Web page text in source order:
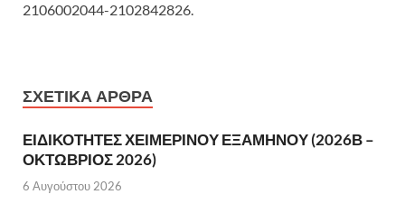
2106002044-2102842826.
ΣΧΕΤΙΚΆ ΆΡΘΡΑ
ΕΙΔΙΚΟΤΗΤΕΣ ΧΕΙΜΕΡΙΝΟΥ ΕΞΑΜΗΝΟΥ (2026Β –
ΟΚΤΩΒΡΙΟΣ 2026)
6 Αυγούστου 2026